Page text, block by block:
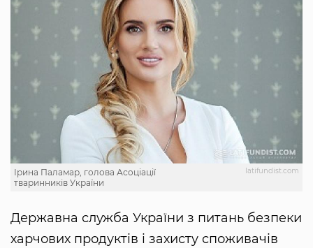
latifundist.com
Ірина Паламар, голова Асоціації
тваринників України
Державна служба України з питань безпеки
харчових продуктів і захисту споживачів